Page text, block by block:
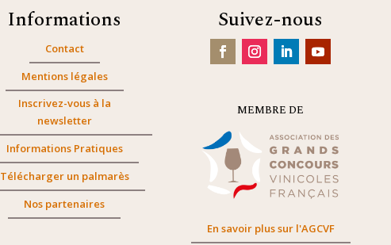
Informations
Contact
Mentions légales
Inscrivez-vous à la
newsletter
Informations Pratiques
Télécharger un palmarès
Nos partenaires
Suivez-nous
MEMBRE DE
En savoir plus sur l'AGCVF